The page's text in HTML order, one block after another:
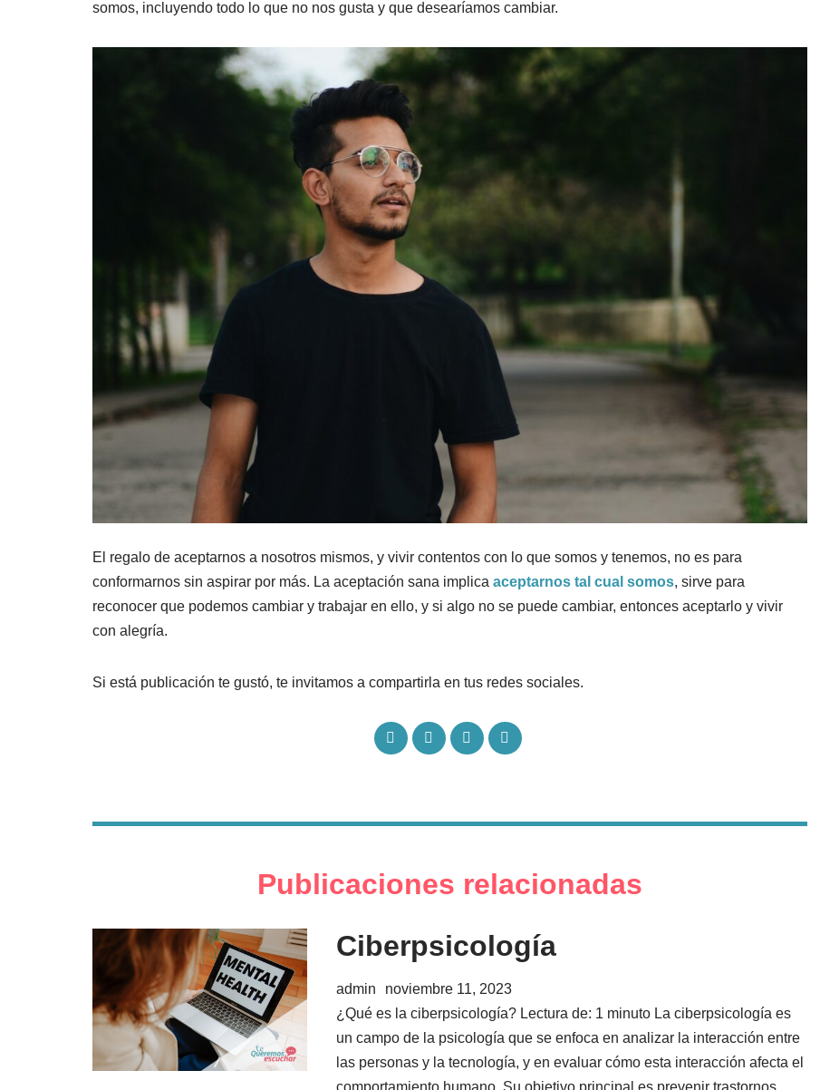
somos, incluyendo todo lo que no nos gusta y que desearíamos cambiar.
El regalo de aceptarnos a nosotros mismos, y vivir contentos con lo que somos y tenemos, no es para
conformarnos sin aspirar por más. La aceptación sana implica aceptarnos tal cual somos, sirve para
reconocer que podemos cambiar y trabajar en ello, y si algo no se puede cambiar, entonces aceptarlo y vivir
con alegría.
Si está publicación te gustó, te invitamos a compartirla en tus redes sociales.
h
n
t
t
h
n
e
b
k
h
n
k
e
n
h
i
a
i
Publicaciones relacionadas
Ciberpsicología
admin
noviembre 11, 2023
¿Qué es la ciberpsicología? Lectura de: 1 minuto La ciberpsicología es
un campo de la psicología que se enfoca en analizar la interacción entre
las personas y la tecnología, y en evaluar cómo esta interacción afecta el